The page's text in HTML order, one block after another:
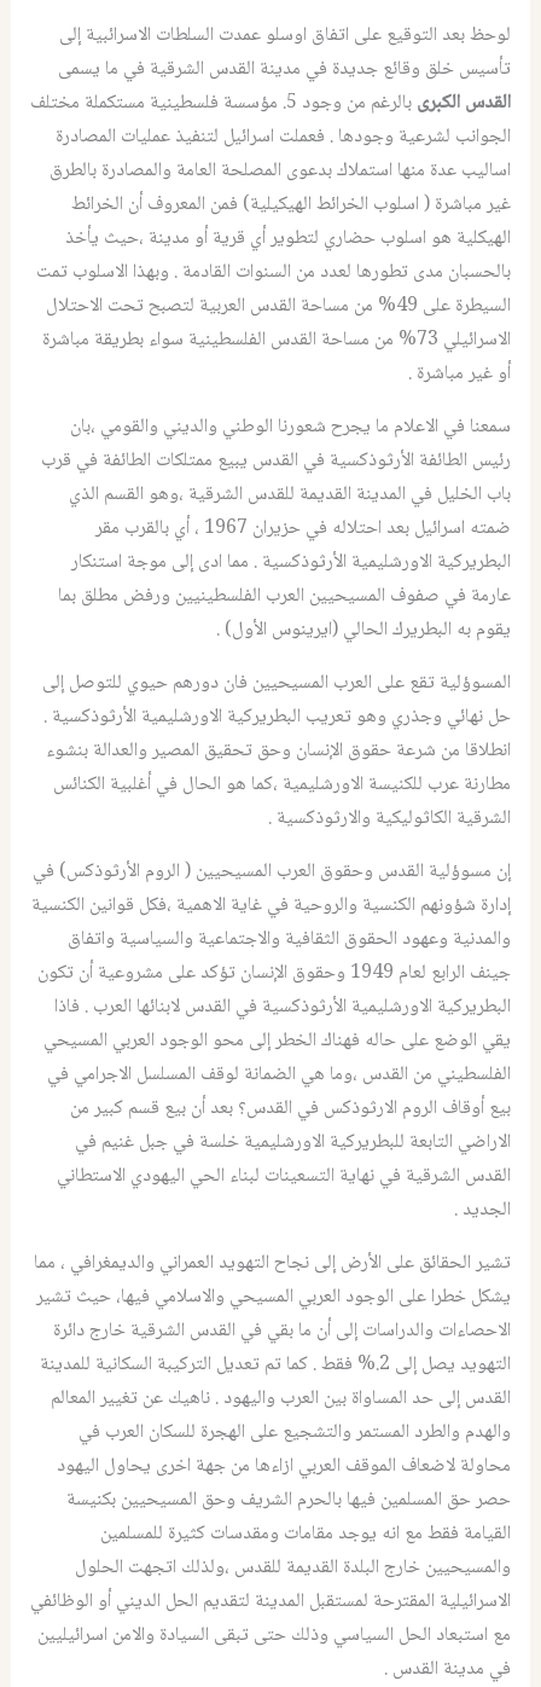
لوحظ بعد التوقيع على اتفاق اوسلو عمدت السلطات الاسرائبية إلى
تأسيس خلق وقائع جديدة في مدينة القدس الشرقية في ما يسمى
القدس الكبرى
بالرغم من وجود 5. مؤسسة فلسطينية مستكملة مختلف
الجوانب لشرعية وجودها . فعملت اسرائيل لتنفيذ عمليات المصادرة
اساليب عدة منها استملاك بدعوى المصلحة العامة والمصادرة بالطرق
غير مباشرة ( اسلوب الخرائط الهيكيلية) فمن المعروف أن الخرائط
الهيكلية هو اسلوب حضاري لتطوير أي قرية أو مدينة ،حيث يأخذ
بالحسبان مدى تطورها لعدد من السنوات القادمة . وبهذا الاسلوب تمت
السيطرة على 49% من مساحة القدس العربية لتصبح تحت الاحتلال
الاسرائيلي 73% من مساحة القدس الفلسطينية سواء بطريقة مباشرة
أو غير مباشرة .
سمعنا في الاعلام ما يجرح شعورنا الوطني والديني والقومي ،بان
رئيس الطائفة الأرثوذكسية في القدس يبيع ممتلكات الطائفة في قرب
باب الخليل في المدينة القديمة للقدس الشرقية ،وهو القسم الذي
ضمته اسرائيل بعد احتلاله في حزيران 1967 ، أي بالقرب مقر
البطريركية الاورشليمية الأرثوذكسية . مما ادى إلى موجة استنكار
عارمة في صفوف المسيحيين العرب الفلسطينيين ورفض مطلق بما
يقوم به البطريرك الحالي (ايرينوس الأول) .
المسوؤلية تقع على العرب المسيحيين فان دورهم حيوي للتوصل إلى
حل نهائي وجذري وهو تعريب البطريركية الاورشليمية الأرثوذكسية .
انطلاقا من شرعة حقوق الإنسان وحق تحقيق المصير والعدالة بنشوء
مطارنة عرب للكنيسة الاورشليمية ،كما هو الحال في أغلبية الكنائس
الشرقية الكاثوليكية والارثوذكسية .
إن مسوؤلية القدس وحقوق العرب المسيحيين ( الروم الأرثوذكس) في
إدارة شؤونهم الكنسية والروحية في غاية الاهمية ،فكل قوانين الكنسية
والمدنية وعهود الحقوق الثقافية والاجتماعية والسياسية واتفاق
جينف الرابع لعام 1949 وحقوق الإنسان تؤكد على مشروعية أن تكون
البطريركية الاورشليمية الأرثوذكسية في القدس لابنائها العرب . فاذا
يقي الوضع على حاله فهناك الخطر إلى محو الوجود العربي المسيحي
الفلسطيني من القدس ،وما هي الضمانة لوقف المسلسل الاجرامي في
بيع أوقاف الروم الارثوذكس في القدس؟ بعد أن بيع قسم كبير من
الاراضي التابعة للبطريركية الاورشليمية خلسة في جبل غنيم في
القدس الشرقية في نهاية التسعينات لبناء الحي اليهودي الاستطاني
الجديد .
تشير الحقائق على الأرض إلى نجاح التهويد العمراني والديمغرافي ، مما
يشكل خطرا على الوجود العربي المسيحي والاسلامي فيها، حيث تشير
الاحصاءات والدراسات إلى أن ما بقي في القدس الشرقية خارج دائرة
التهويد يصل إلى 2.% فقط . كما تم تعديل التركيبة السكانية للمدينة
القدس إلى حد المساواة بين العرب واليهود . ناهيك عن تغيير المعالم
والهدم والطرد المستمر والتشجيع على الهجرة للسكان العرب في
محاولة لاضعاف الموقف العربي ازاءها من جهة اخرى يحاول اليهود
حصر حق المسلمين فيها بالحرم الشريف وحق المسيحيين بكنيسة
القيامة فقط مع انه يوجد مقامات ومقدسات كثيرة للمسلمين
والمسيحيين خارج البلدة القديمة للقدس ،ولذلك اتجهت الحلول
الاسرائيلية المقترحة لمستقبل المدينة لتقديم الحل الديني أو الوظائفي
مع استبعاد الحل السياسي وذلك حتى تبقى السيادة والامن اسرائيليين
في مدينة القدس .